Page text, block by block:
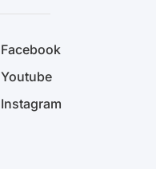
Facebook
Youtube
Instagram